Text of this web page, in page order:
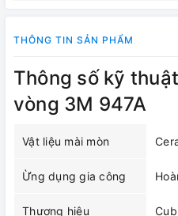
THÔNG TIN SẢN PHẨM
Thông số kỹ
vòng 3M 947A
Vật liệu mài mòn
Ừng dụng gia công
Thương hiệu